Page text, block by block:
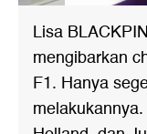
Lisa
mengibarkan
F1. Hanya